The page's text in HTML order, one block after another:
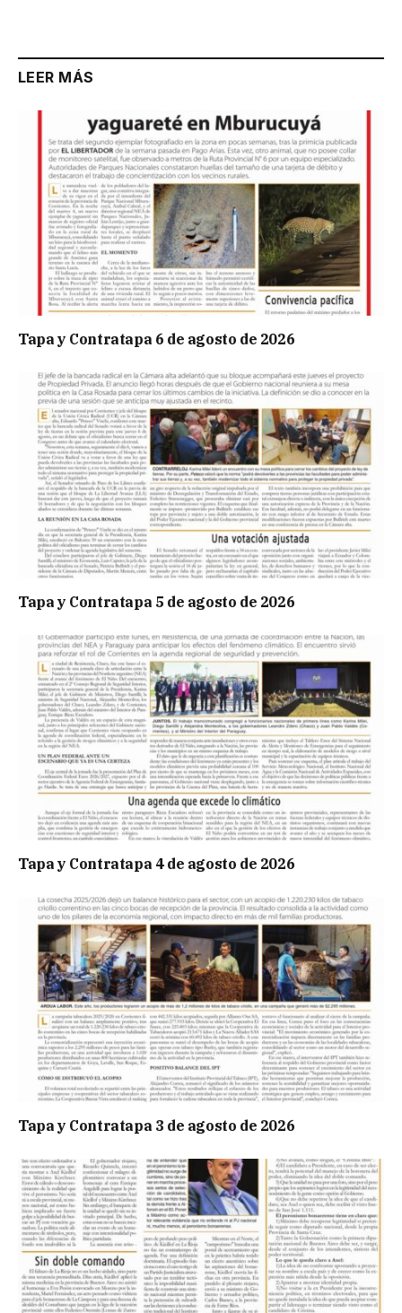
LEER MÁS
Tapa y Contratapa 6 de agosto de 2026
Tapa y Contratapa 5 de agosto de 2026
Tapa y Contratapa 4 de agosto de 2026
Tapa y Contratapa 3 de agosto de 2026